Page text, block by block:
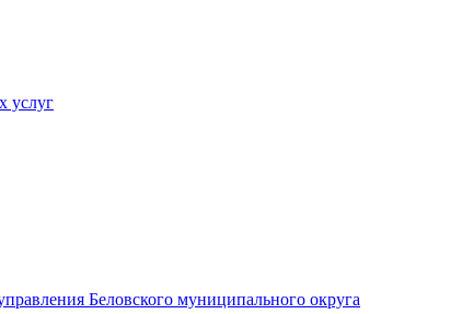
услуг
Беловского муниципального округа